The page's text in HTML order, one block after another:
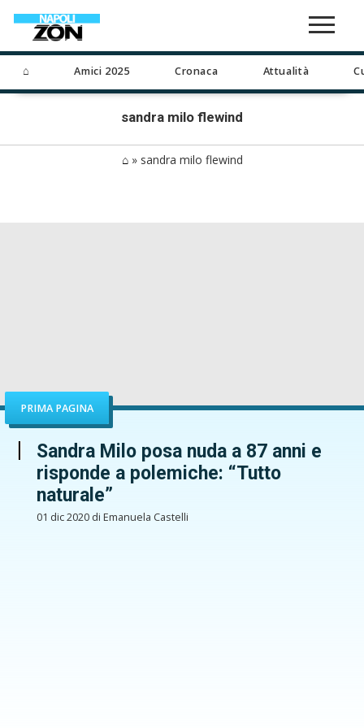
⌂ Amici 2025 Cronaca Attualità
sandra milo flewind
⌂» sandra milo flewind
PRIMA PAGINA
Sandra Milo posa nuda a 87 anni e
risponde a polemiche: “Tutto
naturale”
01 dic 2020 di Emanuela Castelli